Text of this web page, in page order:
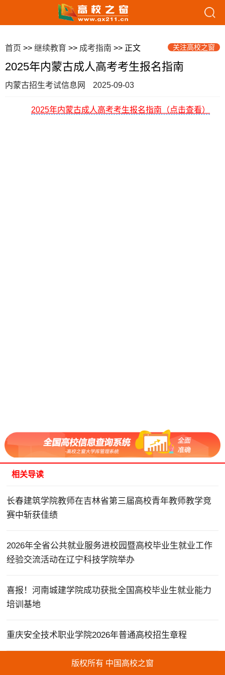
首页 >> 继续教育 >> 成考指南 >> 正文 关注高校之窗
2025年内蒙古成人高考考生报名指南
内蒙古招生考试信息网 2025-09-03
2025年内蒙古成人高考考生报名指南（点击查看）
相关导读
长春建筑学院教师在吉林省第三届高校青年教师教学竞
赛中斩获佳绩
2026年全省公共就业服务进校园暨高校毕业生就业工作
经验交流活动在辽宁科技学院举办
喜报！河南城建学院成功获批全国高校毕业生就业能力
培训基地
重庆安全技术职业学院2026年普通高校招生章程
版权所有 中国高校之窗